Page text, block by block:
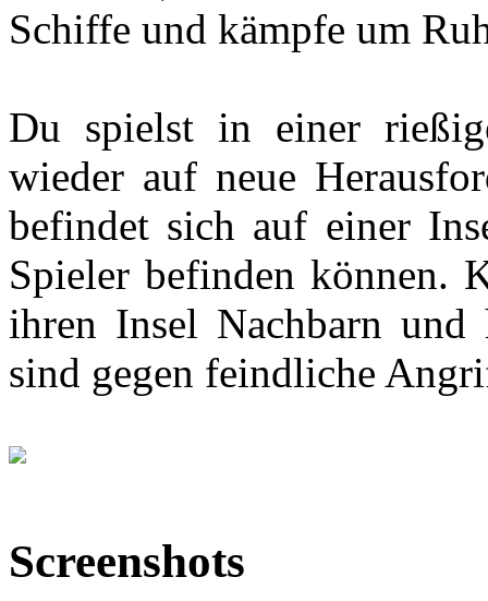
Schiffe und kämpfe um
Du spielst in einer
wieder auf neue
befindet sich auf einer
Spieler befinden können.
ihren Insel Nachbarn und
sind gegen feindliche
Screenshots